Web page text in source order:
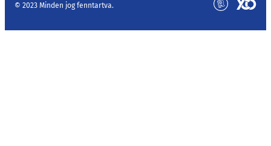
© 2023 Minden jog fenntartva.